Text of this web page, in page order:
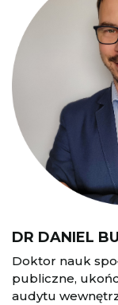
DR DANIEL
Doktor nauk
publiczne,
audytu